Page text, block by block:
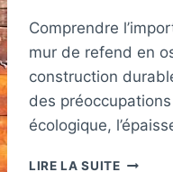
Comprendre
mur de refend en
construction
des
écologique,
LIRE LA SUITEQUELLE